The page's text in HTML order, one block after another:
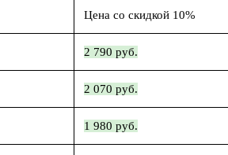
Цена со скидкой 10%
2 790 руб.
2 070 руб.
1 980 руб.